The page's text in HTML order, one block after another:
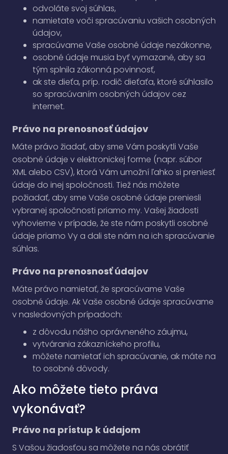
odvoláte svoj súhlas,
namietate voči spracúvaniu vašich osobných
údajov,
spracúvame Vaše osobné údaje nezákonne,
osobné údaje musia byť vymazané, aby sa
tým splnila zákonná povinnosť,
ak ste dieťa, príp. rodič dieťaťa, ktoré súhlasilo
so spracúvaním osobných údajov cez
internet.
Právo na prenosnosť údajov
Máte právo žiadať, aby sme Vám poskytli Vaše
osobné údaje v elektronickej forme (napr. súbor
XML alebo CSV), ktorá Vám umožní ľahko si preniesť
údaje do inej spoločnosti. Tiež nás môžete
požiadať, aby sme Vaše osobné údaje preniesli
vybranej spoločnosti priamo my. Vašej žiadosti
vyhovieme v prípade, že ste nám poskytli osobné
údaje priamo Vy a dali ste nám na ich spracúvanie
súhlas.
Právo na prenosnosť údajov
Máte právo namietať, že spracúvame Vaše
osobné údaje. Ak Vaše osobné údaje spracúvame
v nasledovných prípadoch:
z dôvodu nášho oprávneného záujmu,
vytvárania zákazníckeho profilu,
môžete namietať ich spracúvanie, ak máte na
to osobné dôvody.
Ako môžete tieto práva
vykonávať?
Právo na prístup k údajom
S Vašou žiadosťou sa môžete na nás obrátiť